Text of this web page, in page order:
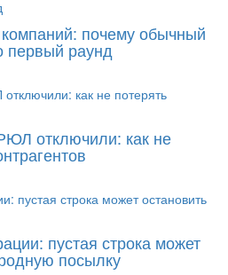
почему обычный
первый раунд
отключили: как не
пустая строка может
посылку